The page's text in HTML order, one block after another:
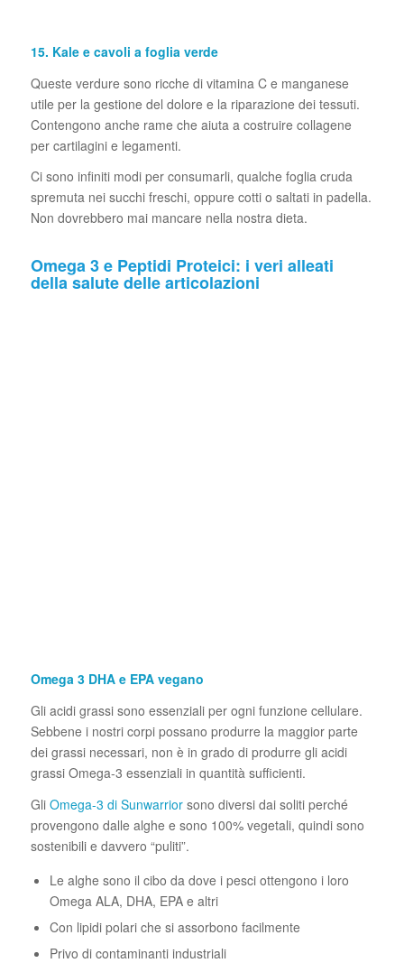
15. Kale e cavoli a foglia verde
Queste verdure sono ricche di vitamina C e manganese
utile per la gestione del dolore e la riparazione dei tessuti.
Contengono anche rame che aiuta a costruire collagene
per cartilagini e legamenti.
Ci sono infiniti modi per consumarli, qualche foglia cruda
spremuta nei succhi freschi, oppure cotti o saltati in padella.
Non dovrebbero mai mancare nella nostra dieta.
Omega 3 e Peptidi Proteici: i veri alleati
della salute delle articolazioni
Omega 3 DHA e EPA vegano
Gli acidi grassi sono essenziali per ogni funzione cellulare.
Sebbene i nostri corpi possano produrre la maggior parte
dei grassi necessari, non è in grado di produrre gli acidi
grassi Omega-3 essenziali in quantità sufficienti.
Gli Omega-3 di Sunwarriorsono diversi dai soliti perché
provengono dalle alghe e sono 100% vegetali, quindi sono
sostenibili e davvero “puliti”.
Le alghe sono il cibo da dove i pesci ottengono i loro
Omega ALA, DHA, EPA e altri
Con lipidi polari che si assorbono facilmente
Privo di contaminanti industriali